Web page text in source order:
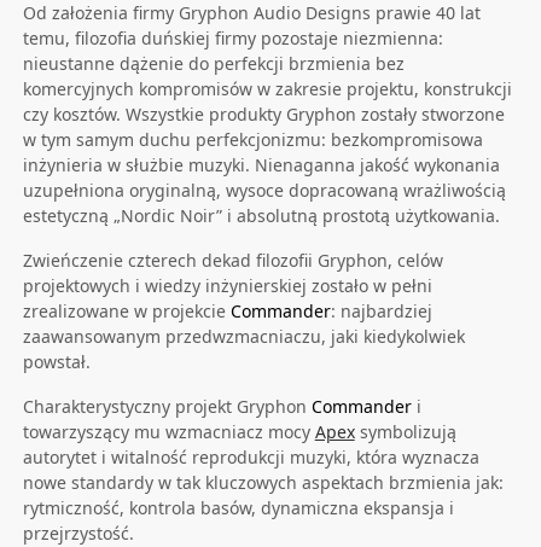
Od założenia firmy Gryphon Audio Designs prawie 40 lat
temu, filozofia duńskiej firmy pozostaje niezmienna:
nieustanne dążenie do perfekcji brzmienia bez
komercyjnych kompromisów w zakresie projektu, konstrukcji
czy kosztów. Wszystkie produkty Gryphon zostały stworzone
w tym samym duchu perfekcjonizmu: bezkompromisowa
inżynieria w służbie muzyki. Nienaganna jakość wykonania
uzupełniona oryginalną, wysoce dopracowaną wrażliwością
estetyczną „Nordic Noir” i absolutną prostotą użytkowania.
Zwieńczenie czterech dekad filozofii Gryphon, celów
projektowych i wiedzy inżynierskiej zostało w pełni
zrealizowane w projekcie Commander: najbardziej
zaawansowanym przedwzmacniaczu, jaki kiedykolwiek
powstał.
Charakterystyczny projekt Gryphon Commanderi
towarzyszący mu wzmacniacz mocy Apexsymbolizują
autorytet i witalność reprodukcji muzyki, która wyznacza
nowe standardy w tak kluczowych aspektach brzmienia jak:
rytmiczność, kontrola basów, dynamiczna ekspansja i
przejrzystość.